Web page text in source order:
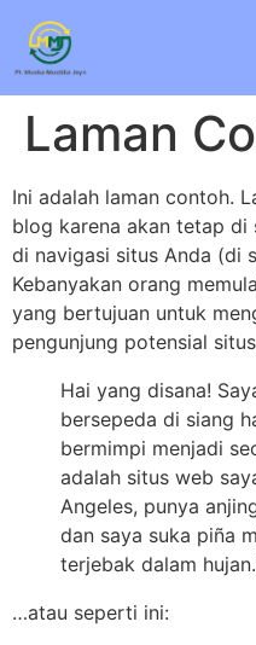
Laman
Ini adalah laman contoh.
blog karena akan tetap di
di navigasi situs Anda (di
Kebanyakan orang
yang bertujuan untuk
pengunjung potensial
Hai yang disana!
bersepeda di siang
bermimpi menjadi
adalah situs web
Angeles, punya
dan saya suka piña
terjebak dalam
…atau seperti ini: